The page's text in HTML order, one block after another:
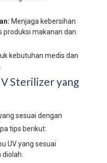
Menjaga kebersihan
produksi makanan dan
kebutuhan medis dan
Sterilizer yang
sesuai dengan
tips berikut:
UV yang sesuai
diolah.